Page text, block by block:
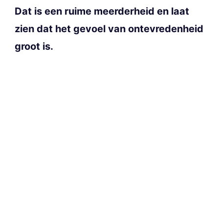
Dat is een ruime meerderheid en laat
zien dat het gevoel van ontevredenheid
groot is.